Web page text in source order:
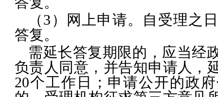
（3）网上申请。自受理之
答复。
需延长答复期限的，应当经
负责人同意，并告知申请人，
20个工作日；申请公开的政